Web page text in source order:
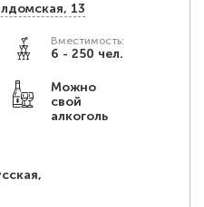
13
Вместимость:
6 - 250 чел.
Можно
свой
алкоголь